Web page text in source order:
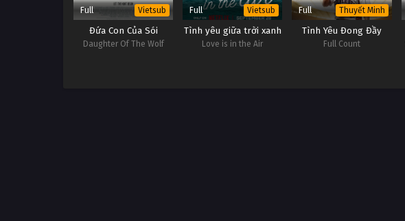
Full Vietsub
Đứa Con Của Sói
Daughter Of The Wolf
Full Vietsub
Tình yêu giữa trời xanh
Love is in the Air
Full Thuyết Minh
Tình Yêu Đong Đầy
Full Count